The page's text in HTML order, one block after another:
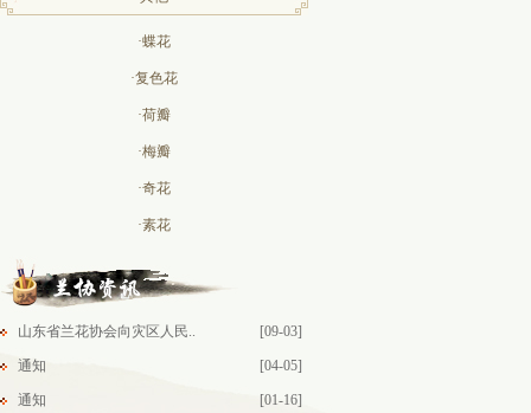
·蝶花
·复色花
·荷瓣
·梅瓣
·奇花
·素花
[09-03]
山东省兰花协会向灾区人民..
[04-05]
通知
[01-16]
通知